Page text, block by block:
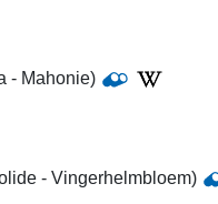
- Mahonie)
- Vingerhelmbloem)